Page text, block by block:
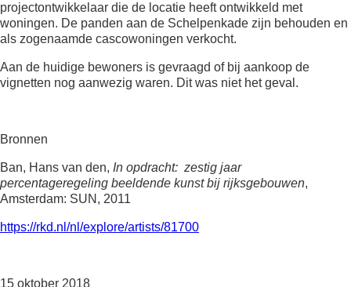
projectontwikkelaar die de locatie heeft ontwikkeld met
woningen. De panden aan de Schelpenkade zijn behouden en
als zogenaamde cascowoningen verkocht.
Aan de huidige bewoners is gevraagd of bij aankoop de
vignetten nog aanwezig waren. Dit was niet het geval.
Bronnen
Ban, Hans van den, In opdracht: zestig jaar
percentageregeling beeldende kunst bij rijksgebouwen,
Amsterdam: SUN, 2011
https://rkd.nl/nl/explore/artists/81700
15 oktober 2018